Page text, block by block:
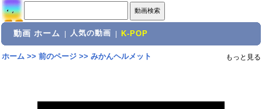
動画 ホーム 人気の動画 K-POP
ホーム>> 前のページ>> みかんヘルメット もっと見る